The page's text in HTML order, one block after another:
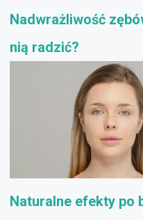
Nadwrażliwość
nią radzić?
Naturalne efekty po